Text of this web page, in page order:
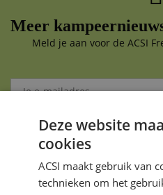
Meer
Meld je aan voor de ACSI
Je gegevens zijn veilig en
Deze website
cookies
ACSI maakt gebruik van
technieken om het